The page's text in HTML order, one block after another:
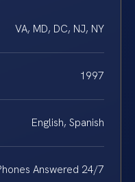
VA, MD, DC, NJ, NY
1997
English, Spanish
Answered 24/7